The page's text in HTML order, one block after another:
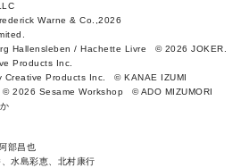
Warne & Co.,2026
Hallensleben / Hachette Livre
© 2026 JOKER.
Products Inc.
Products Inc.
© KANAE IZUMI
© 2026 Sesame Workshop
© ADO MIZUMORI
部昌也
水島彩恵、北村康行